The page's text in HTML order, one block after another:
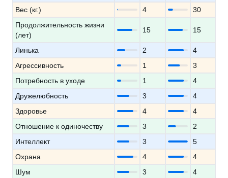
Вес (кг.)
4
30
Продолжительность жизни
(лет)
15 15
Линька 2
4
Агрессивность
1
3
Потребность в уходе
1
4
Дружелюбность
3
4
Здоровье
4
4
Отношение к одиночеству
3
2
Интеллект
3
5
Охрана
4
4
Шум
3
4